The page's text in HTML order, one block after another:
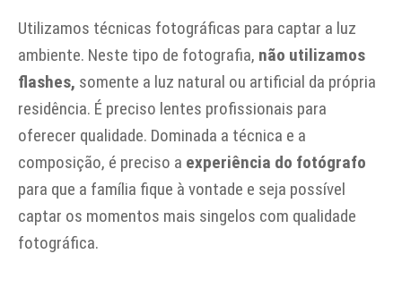
Utilizamos técnicas fotográficas para captar a luz
ambiente. Neste tipo de fotografia, não utilizamos
flashes, somente a luz natural ou artificial da própria
residência. É preciso lentes profissionais para
oferecer qualidade. Dominada a técnica e a
composição, é preciso a experiência do fotógrafo
para que a família fique à vontade e seja possível
captar os momentos mais singelos com qualidade
fotográfica.